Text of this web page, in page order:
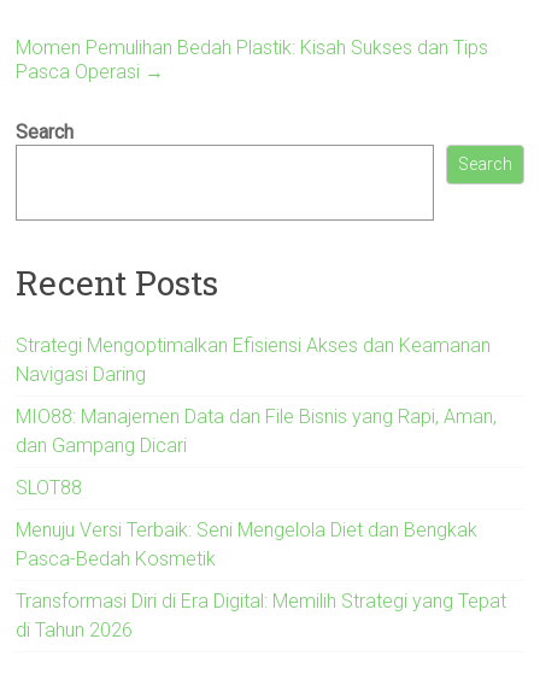
Momen Pemulihan Bedah Plastik: Kisah Sukses dan Tips
Pasca Operasi →
Search
Search
Recent Posts
Strategi Mengoptimalkan Efisiensi Akses dan Keamanan
Navigasi Daring
MIO88: Manajemen Data dan File Bisnis yang Rapi, Aman,
dan Gampang Dicari
SLOT88
Menuju Versi Terbaik: Seni Mengelola Diet dan Bengkak
Pasca-Bedah Kosmetik
Transformasi Diri di Era Digital: Memilih Strategi yang Tepat
di Tahun 2026